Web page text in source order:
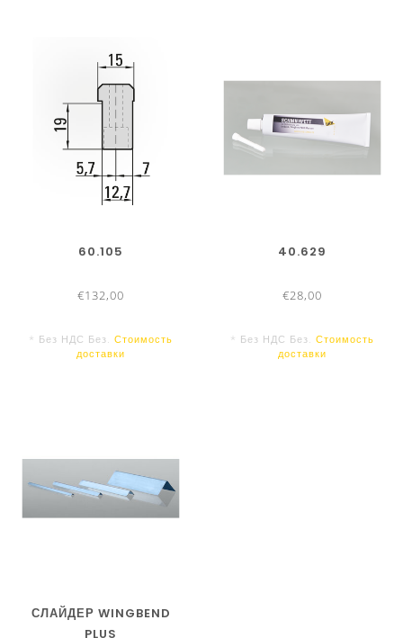
ДЛИНЫ ИНСТРУМЕНТА
МАТРИЦЫ
60.105
€132,00
* Без НДС Без. Стоимость
доставки
40.629
€28,00
* Без НДС Без. Стоимость
доставки
СЛАЙДЕР WINGBEND
PLUS